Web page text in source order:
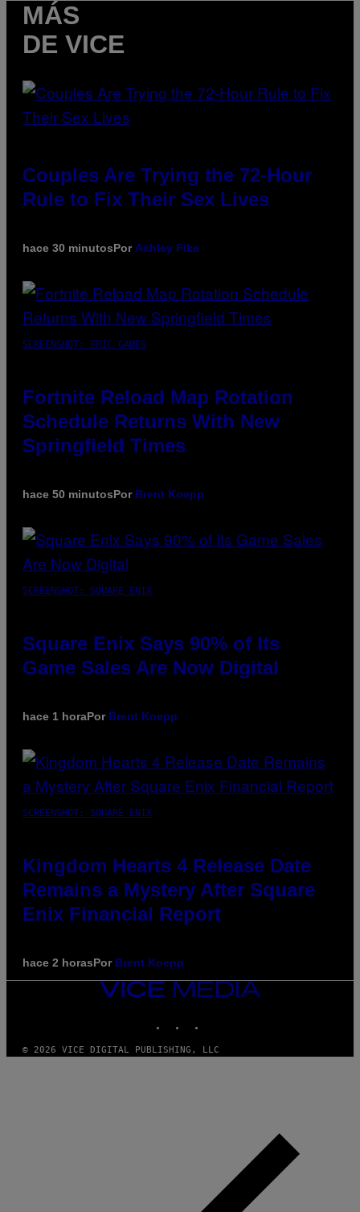
MÁS
DE VICE
Couples Are Trying the 72-Hour
Rule to Fix Their Sex Lives
hace 30 minutosPor Ashley Fike
SCREENSHOT: EPIC GAMES
Fortnite Reload Map Rotation
Schedule Returns With New
Springfield Times
hace 50 minutosPor Brent Koepp
SCREENSHOT: SQUARE ENIX
Square Enix Says 90% of Its
Game Sales Are Now Digital
hace 1 horaPor Brent Koepp
SCREENSHOT: SQUARE ENIX
Kingdom Hearts 4 Release Date
Remains a Mystery After Square
Enix Financial Report
hace 2 horasPor Brent Koepp
VICE
MEDIA
© 2026 VICE DIGITAL PUBLISHING, LLC